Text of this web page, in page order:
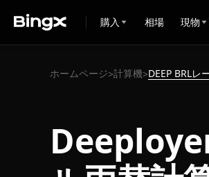
購入 相場 現物
ホームページ>計算機>DEEP BRLレ